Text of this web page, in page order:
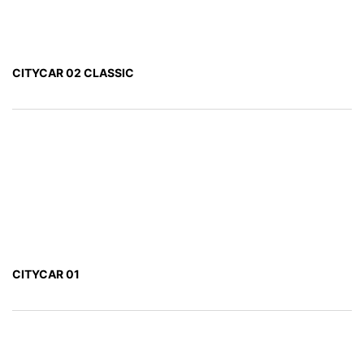
CITYCAR 02 CLASSIC
CITYCAR 01